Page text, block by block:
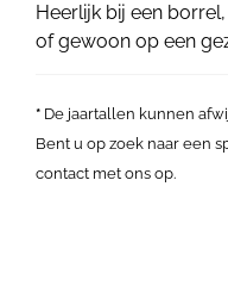
Heerlijk bij een
of gewoon op een
* De jaartallen kunnen
Bent u op zoek naar een
contact met ons op.